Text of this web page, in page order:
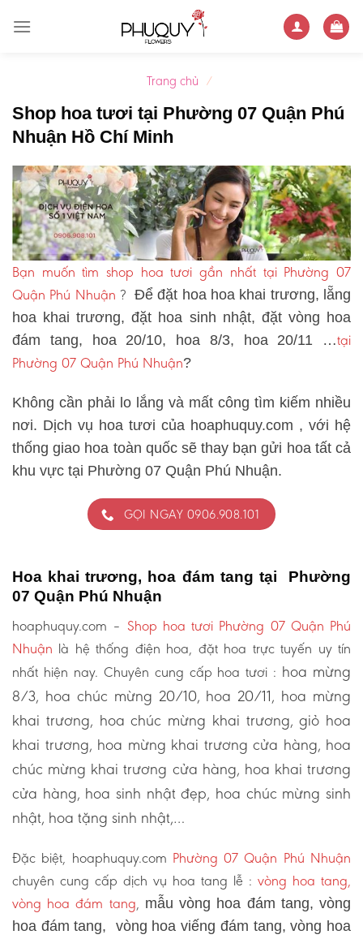
Trang chủ /
Shop hoa tươi tại Phường 07 Quận Phú
Nhuận Hồ Chí Minh
Bạn muốn tìm shop hoa tươi gần nhất tại Phường 07
Quận Phú Nhuận ? Để đặt hoa hoa khai trương, lẵng
hoa khai trương, đặt hoa sinh nhật, đặt vòng hoa
đám tang, hoa 20/10, hoa 8/3, hoa 20/11 …tại
Phường 07 Quận Phú Nhuận?
Không cần phải lo lắng và mất công tìm kiếm nhiều
nơi. Dịch vụ hoa tươi của hoaphuquy.com , với hệ
thống giao hoa toàn quốc sẽ thay bạn gửi hoa tất cả
khu vực tại Phường 07 Quận Phú Nhuận.
GỌI NGAY 0906.908.101
Hoa khai trương, hoa đám tang tại Phường
07 Quận Phú Nhuận
hoaphuquy.com – Shop hoa tươi Phường 07 Quận Phú
Nhuận là hệ thống điện hoa, đặt hoa trực tuyến uy tín
nhất hiện nay. Chuyên cung cấp hoa tươi : hoa mừng
8/3, hoa chúc mừng 20/10, hoa 20/11, hoa mừng
khai trương, hoa chúc mừng khai trương, giỏ hoa
khai trương, hoa mừng khai trương cửa hàng, hoa
chúc mừng khai trương cửa hàng, hoa khai trương
cửa hàng, hoa sinh nhật đẹp, hoa chúc mừng sinh
nhật, hoa tặng sinh nhật,…
Đặc biệt, hoaphuquy.com Phường 07 Quận Phú Nhuận
chuyên cung cấp dịch vụ hoa tang lễ : vòng hoa tang,
vòng hoa đám tang, mẫu vòng hoa đám tang, vòng
hoa đám tang, vòng hoa viếng đám tang, vòng hoa